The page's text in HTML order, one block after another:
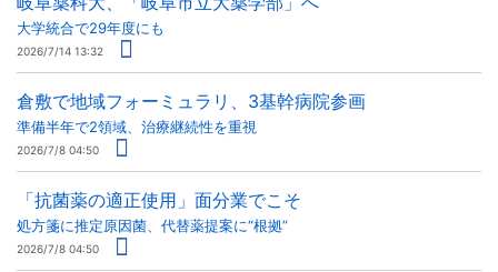
大学統合で29年度にも
2026/7/14 13:32
倉敷で地域フォーミュラリ、3基幹病院参画
準備半年で2領域、治療継続性を重視
2026/7/8 04:50
「抗菌薬の適正使用」面分業でこそ
処方箋に推定原因菌、代替薬提案に“根拠”
2026/7/8 04:50